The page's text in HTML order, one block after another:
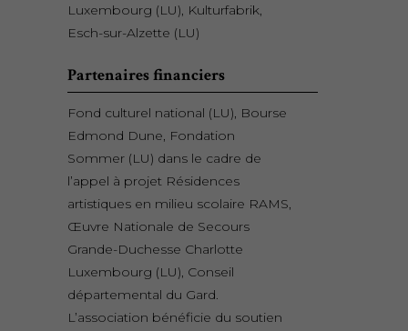
Luxembourg (LU), Kulturfabrik,
Esch-sur-Alzette (LU)
Partenaires financiers
Fond culturel national (LU), Bourse
Edmond Dune, Fondation
Sommer (LU) dans le cadre de
l’appel à projet Résidences
artistiques en milieu scolaire RAMS,
Œuvre Nationale de Secours
Grande-Duchesse Charlotte
Luxembourg (LU), Conseil
départemental du Gard.
L’association bénéficie du soutien